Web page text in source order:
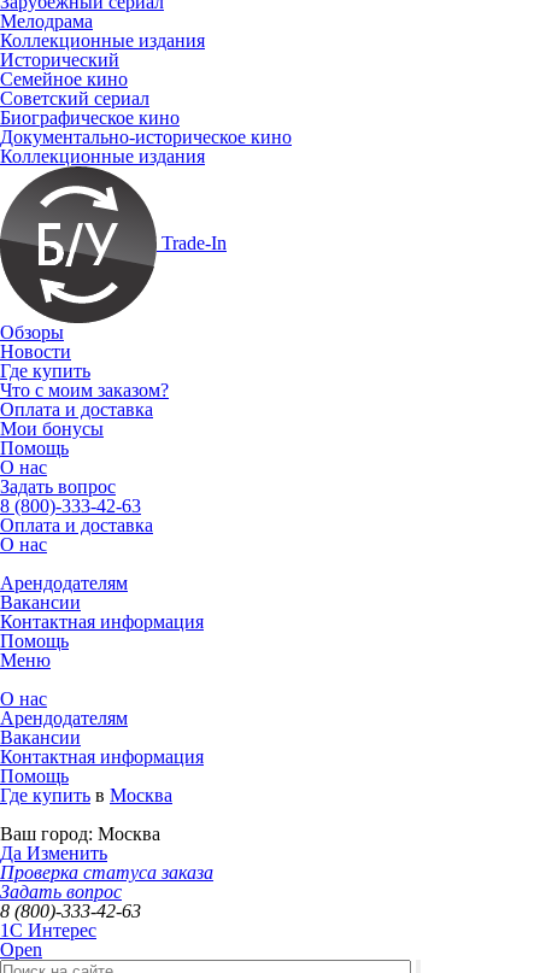
Мелодрама
Коллекционные издания
Исторический
Семейное кино
Советский сериал
Биографическое кино
Документально-историческое кино
Коллекционные издания
Trade-In
Обзоры
Новости
Где купить
Что с моим заказом?
Оплата и доставка
Мои бонусы
Помощь
О нас
Задать вопрос
8 (800)-333-42-63
Оплата и доставка
О нас
Арендодателям
Вакансии
Контактная информация
Помощь
Меню
О нас
Арендодателям
Вакансии
Контактная информация
Помощь
Где купить в Москва
Ваш город: Москва
Да Изменить
Проверка статуса заказа
Задать вопрос
8 (800)-333-42-63
1C Интерес
Open